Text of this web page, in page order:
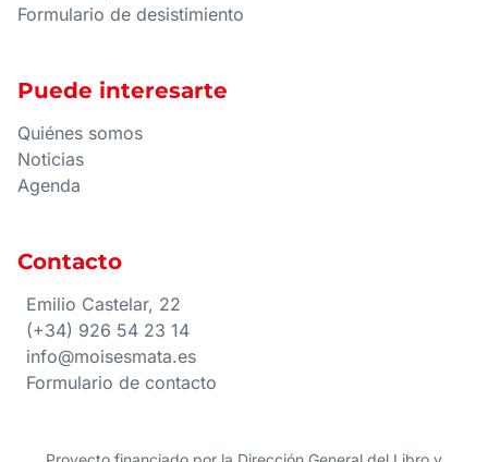
Formulario de desistimiento
Puede interesarte
Quiénes somos
Noticias
Agenda
Contacto
Emilio Castelar, 22
(+34) 926 54 23 14
info@moisesmata.es
Formulario de contacto